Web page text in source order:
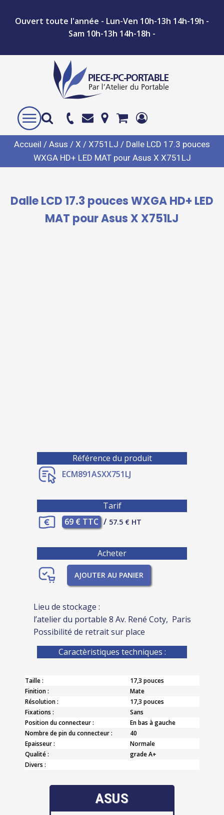
Ouvert toute l'année - Lun-Ven 10h-13h 14h-19h -
Sam 10h-13h 14h-18h -
Accueil / Asus / X / X751LJ / Dalle LCD 17.3 pouces
WXGA HD+ LED MAT pour Asus X X751LJ
Dalle LCD 17.3 pouces WXGA HD+ LED
MAT pour Asus X X751LJ
Référence du produit
ECM891ASXX751LJ
Tarif
69 € TTC / 57.5 € HT
Acheter
AJOUTER AU PANIER
Lieu de stockage :
l’atelier du portable 8 Av. René Coty, Paris
Possibilité de retrait sur place
Caractèristiques techniques :
Taille :
17,3 pouces
Finition :
Mate
Résolution :
17,3 pouces
Fixations :
Sans
Position du connecteur :
En bas à gauche
Nombre de pin du connecteur :
40
Epaisseur :
Normale
Qualité :
grade A+
Divers :
ASUS